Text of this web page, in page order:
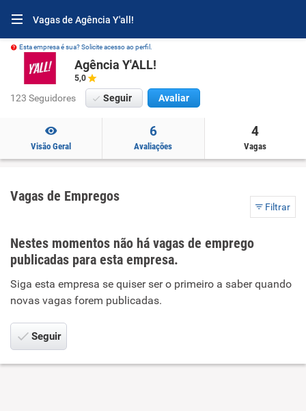
Vagas de Agência Y'all!
Esta empresa é sua? Solicite acesso ao perfil.
Agência Y'ALL!
5,0
123 Seguidores Seguir Avaliar
Visão Geral
6
Avaliações
4
Vagas
Vagas de Empregos
Filtrar
Nestes momentos não há vagas de emprego
publicadas para esta empresa.
Siga esta empresa se quiser ser o primeiro a saber quando
novas vagas forem publicadas.
Seguir